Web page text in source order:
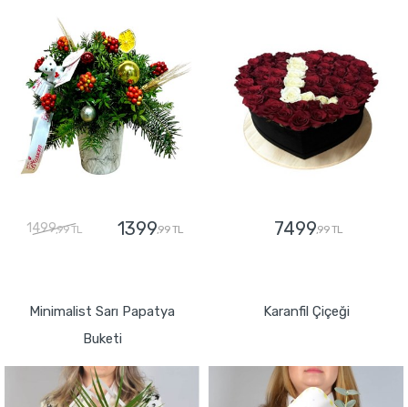
1499,99 TL 1399,99 TL 7499,99 TL
Minimalist Sarı Papatya
Buketi
Karanfil Çiçeği